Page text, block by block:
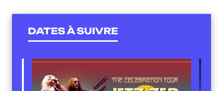
DATES À SUIVRE